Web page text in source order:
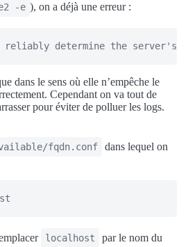
-e ), on a déjà une erreur :
dans le sens où elle n’empêche le
Cependant on va tout de
pour éviter de polluer les logs.
fqdn.conf
dans lequel on
localhost
par le nom du